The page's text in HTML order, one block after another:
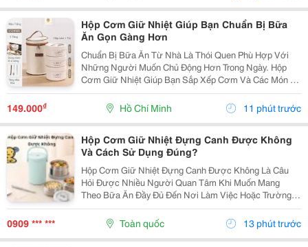
Hộp Cơm Giữ Nhiệt Giúp Bạn Chuẩn Bị Bữa
Ăn Gọn Gàng Hơn
Chuẩn Bị Bữa Ăn Từ Nhà Là Thói Quen Phù Hợp Với
Những Người Muốn Chủ Động Hơn Trong Ngày. Hộp
Cơm Giữ Nhiệt Giúp Bạn Sắp Xếp Cơm Và Các Món Ăn
Kèm Gọn Gàng, Thuận Tiện Mang Theo Đến Trường,
Văn Phòng Hoặc Trong Những Chuyến Đi. Chọn Hộp Có
Số Ngăn...
149.000₫ Hồ Chí Minh 11 phút trước
Hộp Cơm Giữ Nhiệt Đựng Canh Được Không
Và Cách Sử Dụng Đúng?
Hộp Cơm Giữ Nhiệt Đựng Canh Được Không Là Câu
Hỏi Được Nhiều Người Quan Tâm Khi Muốn Mang
Theo Bữa Ăn Đầy Đủ Đến Nơi Làm Việc Hoặc Trường
Học. So Với Cơm Hay Thức Ăn Khô, Canh Là Món Ăn
Có Nhiều Nước Nên Người Dùng Thường Lo Ngại Về
Khả Năng Giữ...
0909 *** *** Toàn quốc 13 phút trước